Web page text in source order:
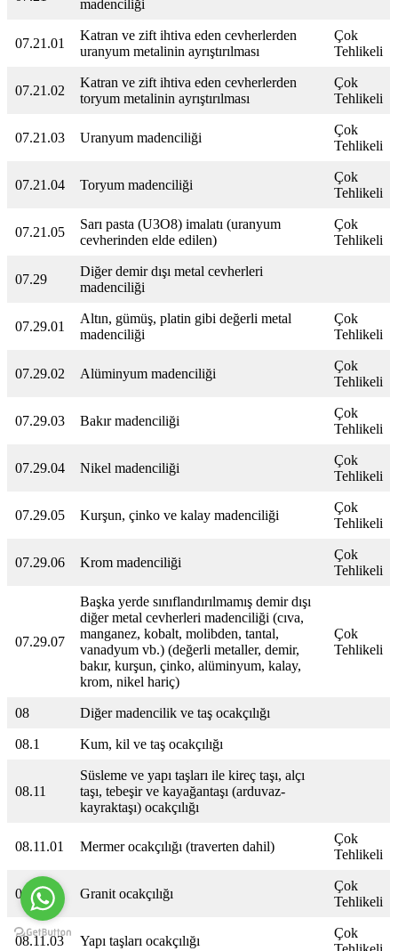
madenciliği
07.21.01
Katran ve zift ihtiva eden cevherlerden
uranyum metalinin ayrıştırılması
Çok
Tehlikeli
07.21.02
Katran ve zift ihtiva eden cevherlerden
toryum metalinin ayrıştırılması
Çok
Tehlikeli
07.21.03 Uranyum madenciliği
Çok
Tehlikeli
07.21.04 Toryum madenciliği
Çok
Tehlikeli
07.21.05
Sarı pasta (U3O8) imalatı (uranyum
cevherinden elde edilen)
Çok
Tehlikeli
07.29
Diğer demir dışı metal cevherleri
madenciliği
07.29.01
Altın, gümüş, platin gibi değerli metal
madenciliği
Çok
Tehlikeli
07.29.02 Alüminyum madenciliği
Çok
Tehlikeli
07.29.03 Bakır madenciliği
Çok
Tehlikeli
07.29.04 Nikel madenciliği
Çok
Tehlikeli
07.29.05 Kurşun, çinko ve kalay madenciliği
Çok
Tehlikeli
07.29.06 Krom madenciliği
Çok
Tehlikeli
07.29.07
Başka yerde sınıflandırılmamış demir dışı
diğer metal cevherleri madenciliği (cıva,
manganez, kobalt, molibden, tantal,
vanadyum vb.) (değerli metaller, demir,
bakır, kurşun, çinko, alüminyum, kalay,
krom, nikel hariç)
Çok
Tehlikeli
08 Diğer madencilik ve taş ocakçılığı
08.1 Kum, kil ve taş ocakçılığı
08.11
Süsleme ve yapı taşları ile kireç taşı, alçı
taşı, tebeşir ve kayağantaşı (arduvaz-
kayraktaşı) ocakçılığı
08.11.01 Mermer ocakçılığı (traverten dahil)
Çok
Tehlikeli
08.11.02 Granit ocakçılığı
Çok
Tehlikeli
08.11.03 Yapı taşları ocakçılığı
Çok